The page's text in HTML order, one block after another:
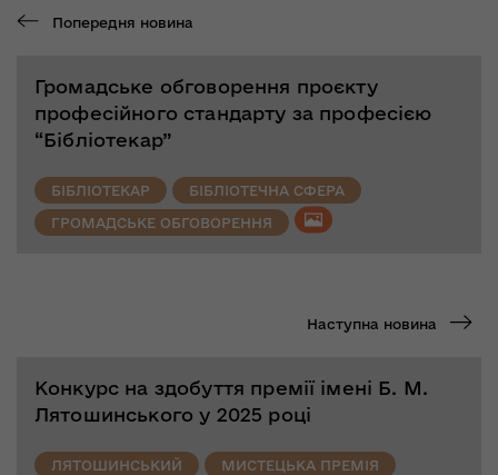
Попередня новина
Громадське обговорення проєкту
професійного стандарту за професією
“Бібліотекар”
БІБЛІОТЕКАР БІБЛІОТЕЧНА СФЕРА
ГРОМАДСЬКЕ ОБГОВОРЕННЯ
Наступна новина
Конкурс на здобуття премії імені Б. М.
Лятошинського у 2025 році
ЛЯТОШИНСЬКИЙ МИСТЕЦЬКА ПРЕМІЯ